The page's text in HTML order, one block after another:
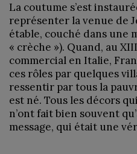
La coutume s’est
représenter la venue de
étable, couché dans une
« crèche »). Quand, au XIII
commercial en Italie,
ces rôles par quelques
ressentir par tous la
est né. Tous les décors
n’ont fait bien souvent
message, qui était une